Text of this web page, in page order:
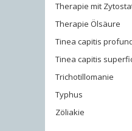
Therapie mit
Therapie Ölsäure
Tinea capitis
Tinea capitis
Trichotillomanie
Typhus
Zöliakie